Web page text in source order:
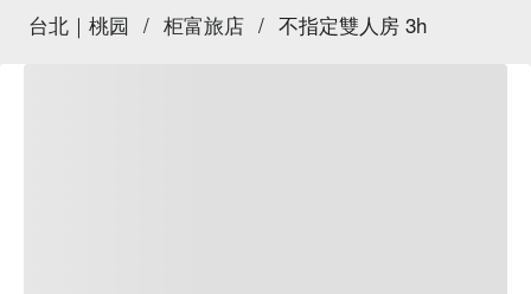
台北｜桃园 / 柜富旅店 / 不指定雙人房 3h